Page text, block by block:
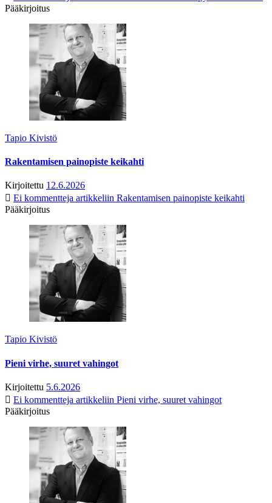
Pääkirjoitus
Tapio Kivistö
Rakentamisen painopiste keikahti
Kirjoitettu 12.6.2026
Ei kommentteja artikkeliin Rakentamisen painopiste keikahti
Pääkirjoitus
Tapio Kivistö
Pieni virhe, suuret vahingot
Kirjoitettu 5.6.2026
Ei kommentteja artikkeliin Pieni virhe, suuret vahingot
Pääkirjoitus